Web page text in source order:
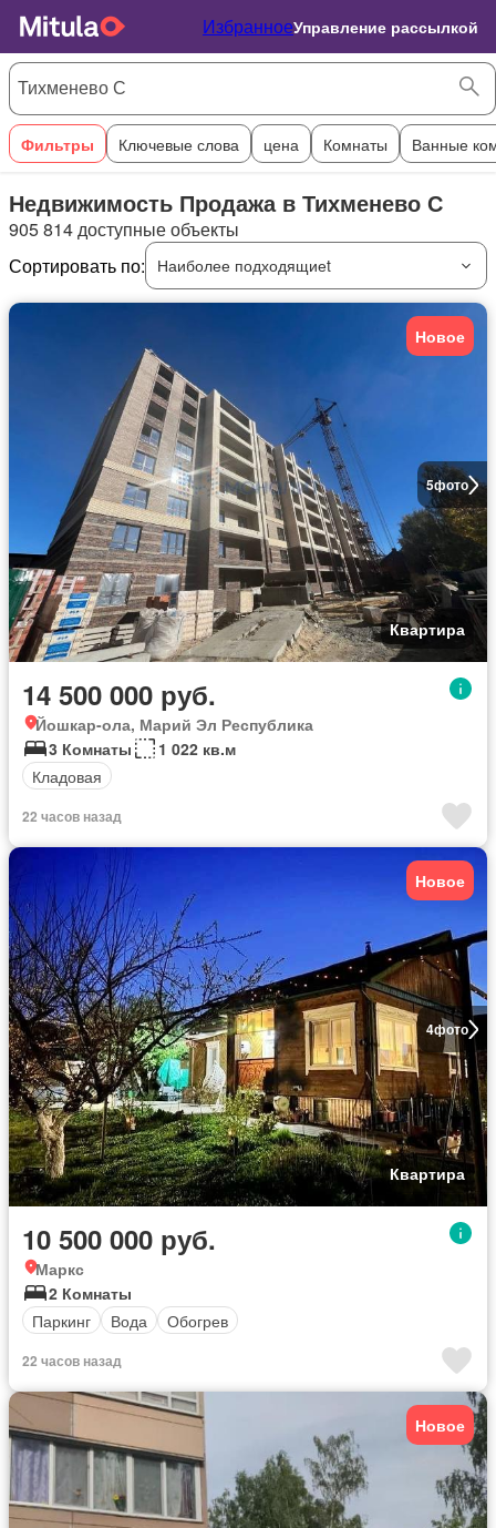
ИзбранноеУправление рассылкой
Фильтры Ключевые слова цена Комнаты Ванные
Недвижимость Продажа в Тихменево С
905 814 доступные объекты
Сортировать по:
Наиболее подходящиеt
5фото
Новое
Квартира
14 500 000 руб.
Йошкар-ола, Марий Эл Республика
3 Комнаты
1 022 кв.м
Кладовая
22 часов назад
4фото
Новое
Квартира
10 500 000 руб.
Маркс
2 Комнаты
Паркинг
Вода Обогрев
22 часов назад
Новое